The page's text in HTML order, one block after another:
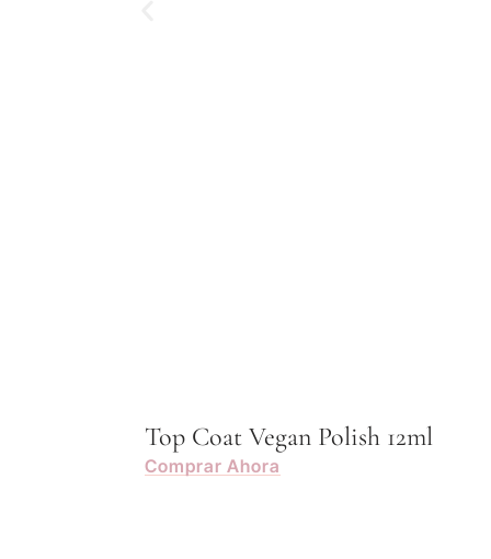
Top Coat Vegan Polish 12ml
Comprar Ahora